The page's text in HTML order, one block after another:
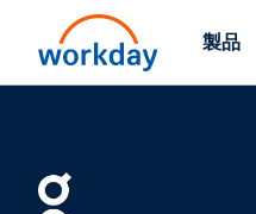
製品